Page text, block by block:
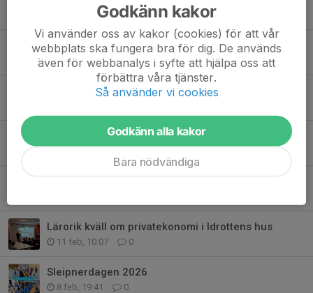
30 apr, 12:05 0
Randig Coach - till dig som ungdomsledare enkäten
23 apr, 08:30 0
Randig Coach - till dig som ungdomsledare
Prank och idolmöte i Ektorpshallen
Lärorik kväll om privatekonomi i Idrottens hus
11 feb, 10:07 0
Sleipnerdagen 2026
8 feb, 19:41 0
Godkänn kakor
Vi använder oss av kakor (cookies) för att vår
webbplats ska fungera bra för dig. De används
även för webbanalys i syfte att hjälpa oss att
förbättra våra tjänster.
Så använder vi cookies
Godkänn alla kakor
Bara nödvändiga